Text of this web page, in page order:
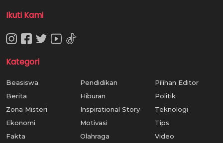
Ikuti Kami
Kategori
Beasiswa
Berita
Zona Misteri
Ekonomi
Fakta
Pendidikan
Hiburan
Inspirational Story
Motivasi
Olahraga
Pilihan Editor
Politik
Teknologi
Tips
Video